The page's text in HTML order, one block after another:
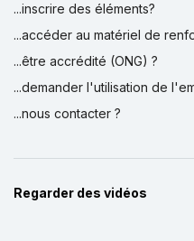
...inscrire des éléments?
...accéder au matériel de
...être accrédité (ONG) ?
...demander l'utilisation de
...nous contacter ?
Regarder des vidéos